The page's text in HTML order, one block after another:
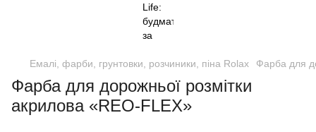
Емалі, фарби, грунтовки, розчиники, піна Rolax Фарба для
Фарба для дорожньої розмітки
акрилова «REO-FLEX»